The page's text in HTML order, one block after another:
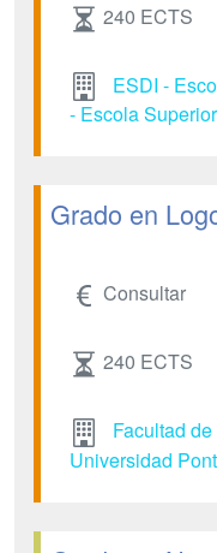
240 ECTS
ESDI -
- Escola
Grado en
Consultar
240 ECTS
Facultad
Universidad